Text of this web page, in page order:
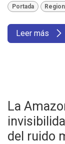
Portada
Leer más
La
del ruido